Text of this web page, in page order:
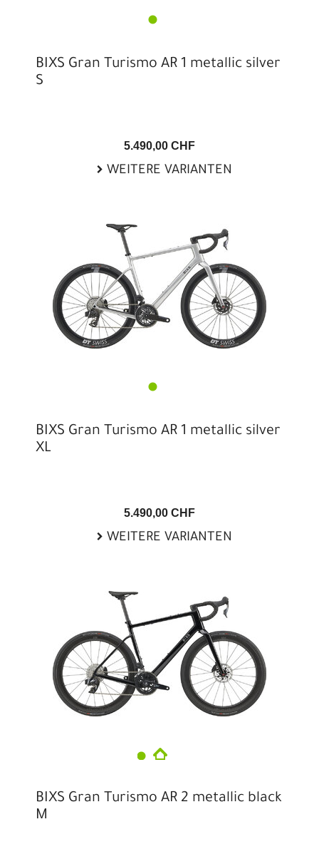
BIXS Gran Turismo AR 1 metallic silver
S
5.490,00 CHF
WEITERE VARIANTEN
BIXS Gran Turismo AR 1 metallic silver
XL
5.490,00 CHF
WEITERE VARIANTEN
BIXS Gran Turismo AR 2 metallic black
M